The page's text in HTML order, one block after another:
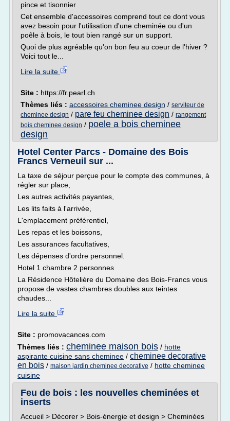
pince et tisonnier
Cet ensemble d'accessoires comprend tout ce dont vous
avez besoin pour l'utilisation d'une cheminée ou d'un
poêle à bois, le tout bien rangé sur un support.
Quoi de plus agréable qu'on bon feu au coeur de l'hiver ?
Voici tout le...
Lire la suite
Site : https://fr.pearl.ch
Thèmes liés : accessoires cheminee design / serviteur de
cheminee design / pare feu cheminee design / rangement
bois cheminee design / poele a bois cheminee
design
Hotel Center Parcs - Domaine des Bois
Francs Verneuil sur ...
La taxe de séjour perçue pour le compte des communes, à
régler sur place,
Les autres activités payantes,
Les lits faits à l'arrivée,
L'emplacement préférentiel,
Les repas et les boissons,
Les assurances facultatives,
Les dépenses d'ordre personnel.
Hotel 1 chambre 2 personnes
La Résidence Hôtelière du Domaine des Bois-Francs vous
propose de vastes chambres doubles aux teintes
chaudes...
Lire la suite
Site : promovacances.com
Thèmes liés : cheminee maison bois / hotte
aspirante cuisine sans cheminee / cheminee decorative
en bois / maison jardin cheminee decorative / hotte cheminee
cuisine
Feu de bois : les nouvelles cheminées et
inserts
Accueil > Décorer > Bois-énergie et design > Cheminées